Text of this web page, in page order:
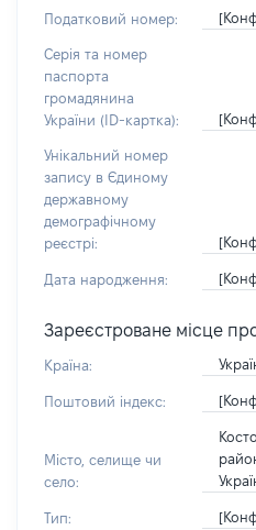
Податковий номер:
Серія та номер
паспорта
громадянина
України (ID-картка):
Унікальний номер
запису в Єдиному
державному
демографічному
реєстрі:
Дата народження:
Зареєстроване місце
Країна:
Поштовий індекс:
Місто, селище чи
село:
Тип: